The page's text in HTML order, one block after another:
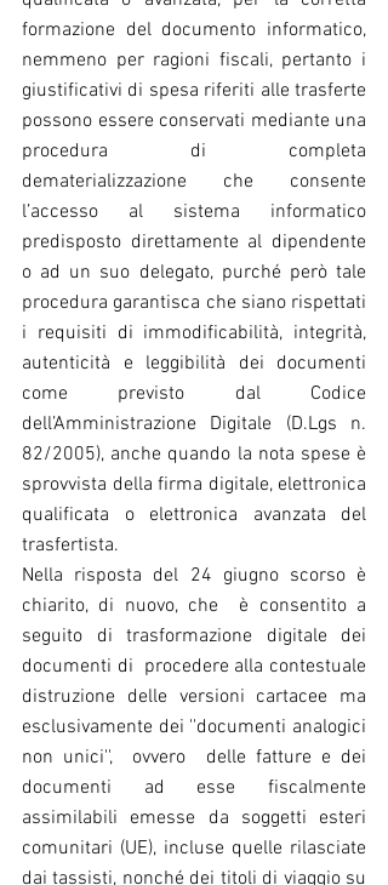
formazione del documento informatico,
nemmeno per ragioni fiscali, pertanto i
giustificativi di spesa riferiti alle trasferte
possono essere conservati mediante una
procedura di completa
dematerializzazione che consente
l’accesso al sistema informatico
predisposto direttamente al dipendente
o ad un suo delegato, purché però tale
procedura garantisca che siano rispettati
i requisiti di immodificabilità, integrità,
autenticità e leggibilità dei documenti
come previsto dal Codice
dell’Amministrazione Digitale (D.Lgs n.
82/2005), anche quando la nota spese è
sprovvista della firma digitale, elettronica
qualificata o elettronica avanzata del
trasfertista.
Nella risposta del 24 giugno scorso è
chiarito, di nuovo, che  è consentito a
seguito di trasformazione digitale dei
documenti di  procedere alla contestuale
distruzione delle versioni cartacee ma
esclusivamente dei ''documenti analogici
non unici'',  ovvero  delle fatture e dei
documenti ad esse fiscalmente
assimilabili emesse da soggetti esteri
comunitari (UE), incluse quelle rilasciate
dai tassisti, nonché dei titoli di viaggio su